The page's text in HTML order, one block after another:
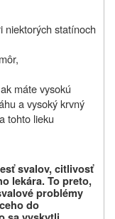
niektorých statínoch
máte vysokú
a vysoký krvný
tohto lieku
svalov, citlivosť
lekára.To preto,
problémy
do